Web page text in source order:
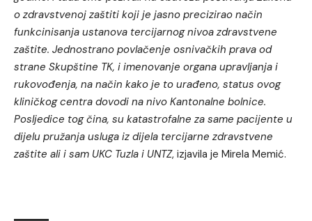
o zdravstvenoj zaštiti koji je jasno precizirao način
funkcinisanja ustanova tercijarnog nivoa zdravstvene
zaštite. Jednostrano povlačenje osnivačkih prava od
strane Skupštine TK, i imenovanje organa upravljanja i
rukovođenja, na način kako je to urađeno, status ovog
kliničkog centra dovodi na nivo Kantonalne bolnice.
Posljedice tog čina, su katastrofalne za same pacijente u
dijelu pružanja usluga iz dijela tercijarne zdravstvene
zaštite ali i sam UKC Tuzla i UNTZ, izjavila je Mirela Memić.